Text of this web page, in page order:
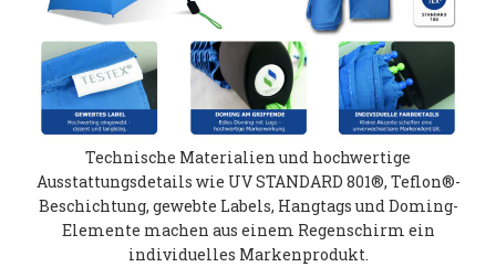
Technische Materialien und hochwertige
Ausstattungsdetails wie UV STANDARD 801®, Teflon®-
Beschichtung, gewebte Labels, Hangtags und Doming-
Elemente machen aus einem Regenschirm ein
individuelles Markenprodukt.